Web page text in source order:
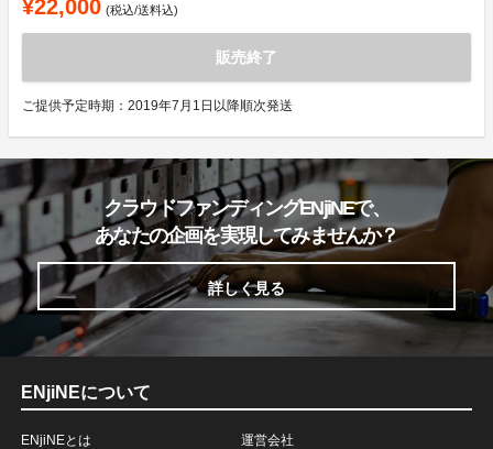
¥22,000 (税込/送料込)
販売終了
ご提供予定時期：2019年7月1日以降順次発送
クラウドファンディングENjiNEで、
あなたの企画を実現してみませんか？
詳しく見る
ENjiNEについて
ENjiNEとは 運営会社